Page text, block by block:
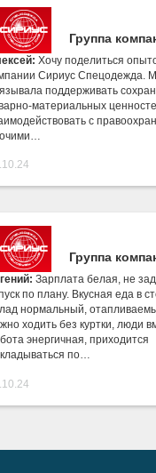
Группа
Хочу поделиться
Сириус Спецодежда.
поддерживать
материальных
с
Группа
Зарплата белая, не
по плану. Вкусная еда в
нормальный,
ходить без куртки, люди
энергичная, приходится
по…